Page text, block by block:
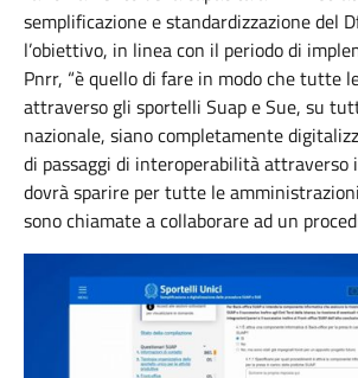
semplificazione e standardizzazione del
l’obiettivo, in linea con il periodo di
Pnrr, “è quello di fare in modo che tutte
attraverso gli sportelli Suap e Sue, su
nazionale, siano completamente
di passaggi di interoperabilità attraverso
dovrà sparire per tutte le
sono chiamate a collaborare ad un